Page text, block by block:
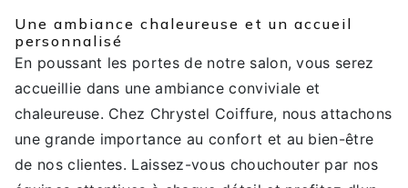
Une ambiance chaleureuse et un accueil
personnalisé
En poussant les portes de notre salon, vous serez
accueillie dans une ambiance conviviale et
chaleureuse. Chez Chrystel Coiffure, nous attachons
une grande importance au confort et au bien-être
de nos clientes. Laissez-vous chouchouter par nos